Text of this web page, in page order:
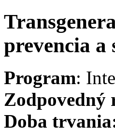
prevencia
Program:
Zodpovedný
Doba